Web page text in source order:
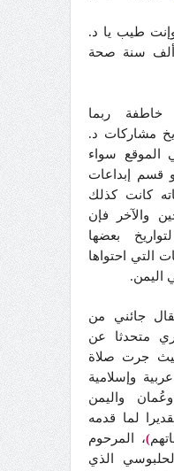
طيب يا د.
ألف سنة صحة
خاطفة ربما
مشاركات د.
الموقع سواء
قسم إبداعات
كانت كذلك
والآخر فإن
بعضها
التي احتواها
اليمن.
جائني من
متحدثا عن
جرت صلاة
وإسلامية
واليمن
لما قدمه
)، المرحوم
الذي